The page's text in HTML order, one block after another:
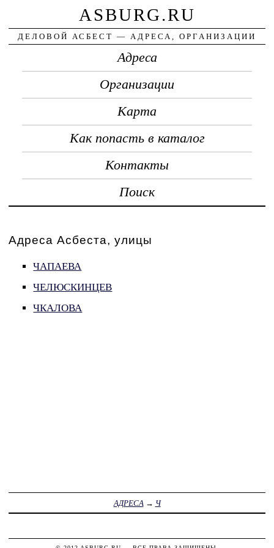
ASBURG.RU
ДЕЛОВОЙ АСБЕСТ — АДРЕСА, ОРГАНИЗАЦИИ
Адреса
Организации
Карта
Как попасть в каталог
Контакты
Поиск
Адреса Асбеста, улицы
ЧАПАЕВА
ЧЕЛЮСКИНЦЕВ
ЧКАЛОВА
АДРЕСА → Ч